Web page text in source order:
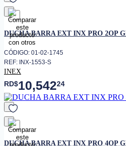
favorito
DUCHA BARRA EXT INX PRO 2OP
CÓDIGO: 01-02-1745
REF: INX-1553-S
INEX
RD$10,54224
favorito
DUCHA BARRA EXT INX PRO 4OP